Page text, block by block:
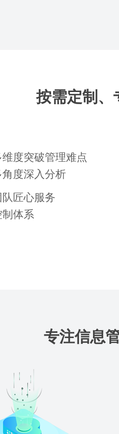
按需定制、
度突破管理难点
度深入分析
匠心服务
体系
专注信息